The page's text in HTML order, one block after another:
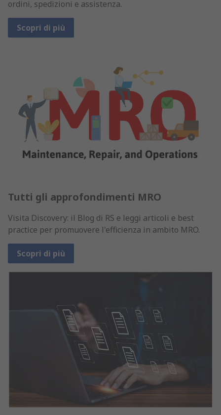
ordini, spedizioni e assistenza.
Scopri di più
Tutti gli approfondimenti MRO
Visita Discovery: il Blog di RS e leggi articoli e best
practice per promuovere l'efficienza in ambito MRO.
Scopri di più